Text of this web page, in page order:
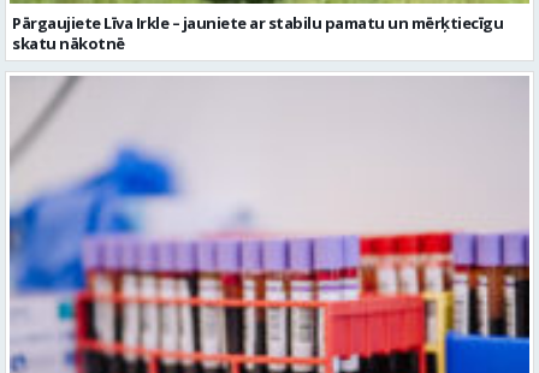
Pārgaujiete Līva Irkle – jauniete ar stabilu pamatu un mērķtiecīgu
skatu nākotnē